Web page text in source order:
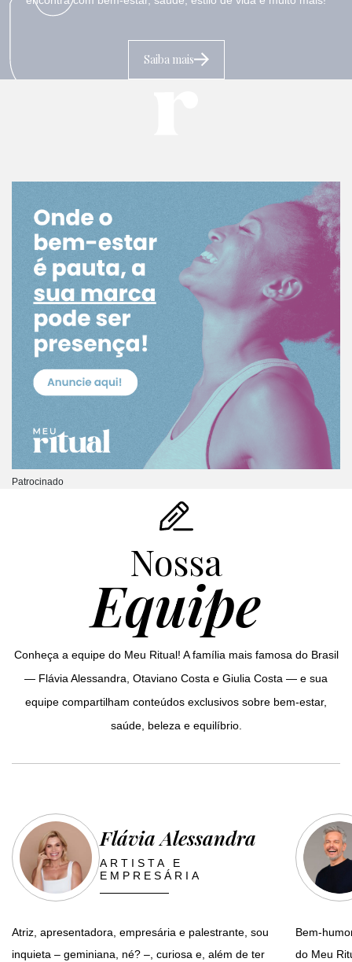
Saiba mais
Patrocinado
Nossa
Equipe
Conheça a equipe do Meu Ritual! A família mais famosa do Brasil
— Flávia Alessandra, Otaviano Costa e Giulia Costa — e sua
equipe compartilham conteúdos exclusivos sobre bem-estar,
saúde, beleza e equilíbrio.
Flávia Alessandra
ARTISTA E
EMPRESÁRIA
Atriz, apresentadora, empresária e palestrante, sou
inquieta – geminiana, né? –, curiosa e, além de ter
Bem-
do Meu